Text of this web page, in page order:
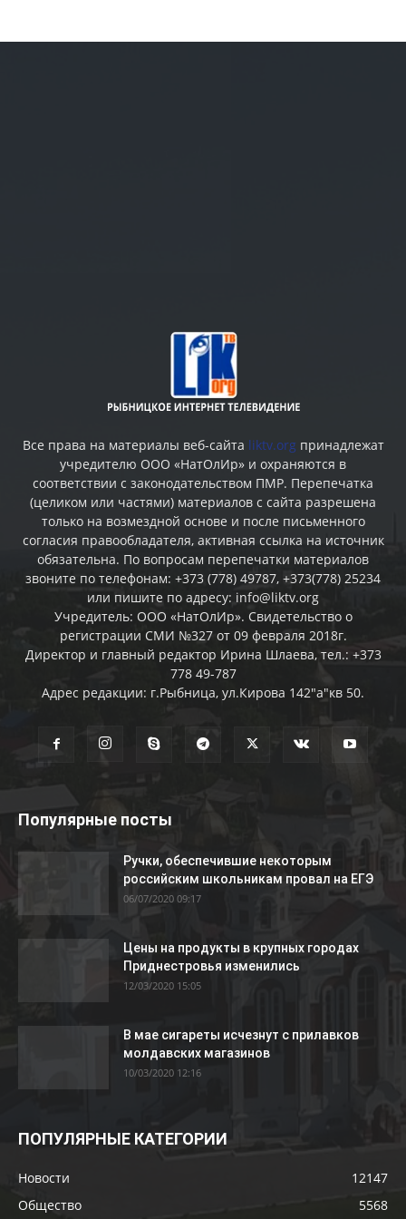
Все права на материалы веб-сайта liktv.org принадлежат
учредителю ООО «НатОлИр» и охраняются в
соответствии с законодательством ПМР. Перепечатка
(целиком или частями) материалов c сайта разрешена
только на возмездной основе и после письменного
согласия правообладателя, активная ссылка на источник
обязательна. По вопросам перепечатки материалов
звоните по телефонам: +373 (778) 49787, +373(778) 25234
или пишите по адресу: info@liktv.org
Учредитель: ООО «НатОлИр». Свидетельство о
регистрации СМИ №327 от 09 февраля 2018г.
Директор и главный редактор Ирина Шлаева, тел.: +373
778 49-787
Адрес редакции: г.Рыбница, ул.Кирова 142"а"кв 50.
Популярные посты
Ручки, обеспечившие некоторым
российским школьникам провал на ЕГЭ
06/07/2020 09:17
Цены на продукты в крупных городах
Приднестровья изменились
12/03/2020 15:05
В мае сигареты исчезнут с прилавков
молдавских магазинов
10/03/2020 12:16
ПОПУЛЯРНЫЕ КАТЕГОРИИ
Новости
12147
Общество
5568